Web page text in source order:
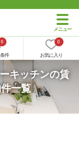
0
件
0
お気に入り
キッチンの賃
一覧